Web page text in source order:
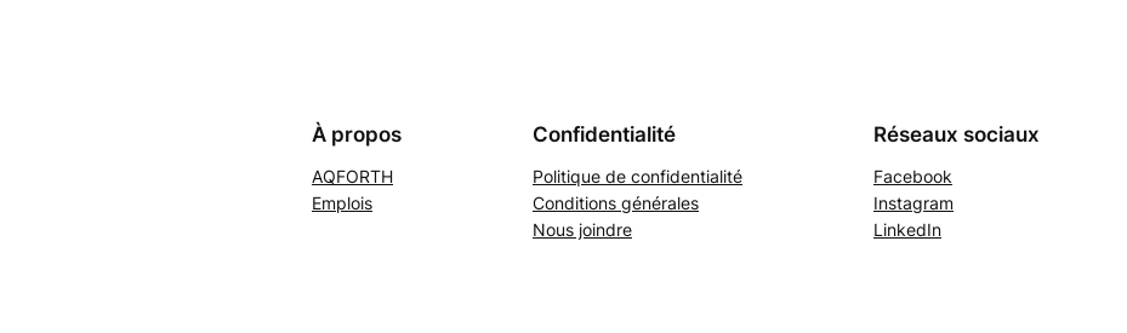
À propos
AQFORTH
Emplois
Confidentialité
Politique de confidentialité
Conditions générales
Nous joindre
Réseaux sociaux
Facebook
Instagram
LinkedIn